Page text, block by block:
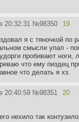
20:32:31 №98350 19
я с тяночкой по
смысле упал -
пробивают ноги,
что ему пиздец
что делать я хз.
20:40:59 №98351 20
нехило так